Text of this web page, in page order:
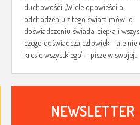
duchowości. „Wiele opowieści o
odchodzeniu z tego świata mówi o
doświadczeniu światła, ciepła i
czego doświadcza człowiek - ale nie
kresie wszystkiego” - pisze w swojej...
NEWSLETTER